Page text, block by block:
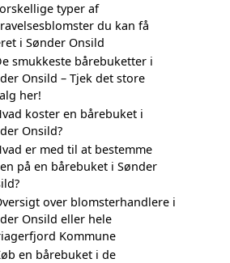
typer af
du kan få
i Sønder Onsild
smukkeste bårebuketter i
Onsild – Tjek det store
her!
koster en bårebuket i
Onsild?
er med til at bestemme
på en bårebuket i Sønder
over blomsterhandlere i
Onsild eller hele
Kommune
en bårebuket i de